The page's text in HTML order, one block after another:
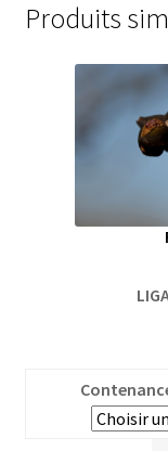
Produits